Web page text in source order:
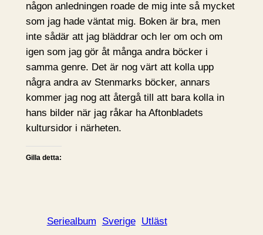
någon anledningen roade de mig inte så mycket
som jag hade väntat mig. Boken är bra, men
inte sådär att jag bläddrar och ler om och om
igen som jag gör åt många andra böcker i
samma genre. Det är nog värt att kolla upp
några andra av Stenmarks böcker, annars
kommer jag nog att återgå till att bara kolla in
hans bilder när jag råkar ha Aftonbladets
kultursidor i närheten.
Gilla detta:
Seriealbum Sverige Utläst